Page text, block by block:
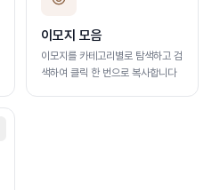
이모지 모음
이모지를 카테고리별로 탐색하고 검
색하여 클릭 한 번으로 복사합니다